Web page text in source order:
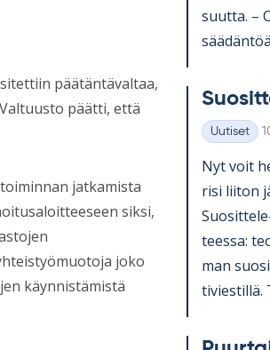
päätäntävaltaa,
päätti, että
jatkamista
siksi,
joko
käynnistämistä
suutta. –
Kategoriat
Uutiset
Nyt voit
risi lii­ton
teessa:
man
ti­vies­tillä.